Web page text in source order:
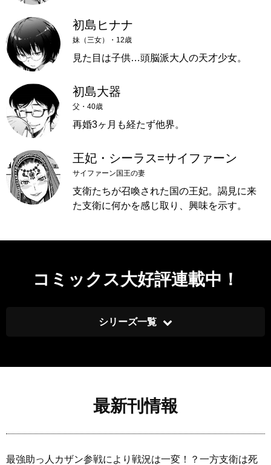
初島ヒナナ
妹（三女）・12歳
見た目は子供…頭脳派大人の天才少女。
初島大器
父・40歳
再婚3ヶ月も経たず他界。
王妃・シーラス=サイファーン
サイファーン国王の妻
支衛たちが召喚された国の王妃。謁見に来
た支衛に何かを感じ取り、興味を示す。
コミックス大好評連載中！
シリーズ一覧
最新刊情報
最強助っ人カザン参戦により戦況は一変！？一方支衛は死